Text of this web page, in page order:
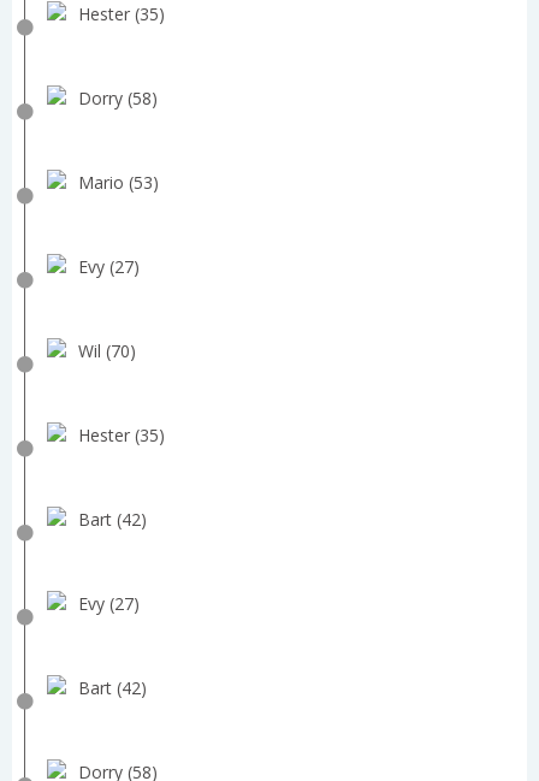
Hester (35)
Dorry (58)
Mario (53)
Evy (27)
Wil (70)
Hester (35)
Bart (42)
Evy (27)
Bart (42)
Dorry (58)